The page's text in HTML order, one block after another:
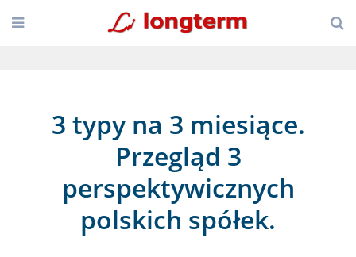
3 typy na 3 miesiące.
Przegląd 3
perspektywicznych
polskich spółek.